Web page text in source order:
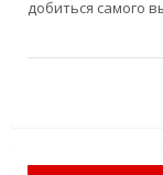
добиться самого